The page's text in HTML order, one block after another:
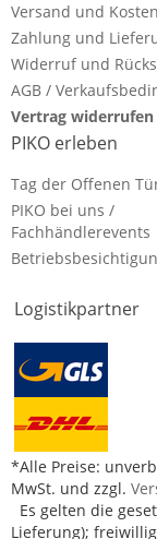
Versand und Kosten
Zahlung und
Widerruf und
AGB /
Vertrag widerrufen
PIKO erleben
Tag der Offenen
PIKO bei uns /
Fachhändlerevents
Logistikpartner
*Alle Preise:
MwSt. und zzgl.
Es gelten die
Lieferung);